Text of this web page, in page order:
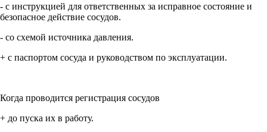
- с инструкцией для ответственных за исправное состояние и
безопасное действие сосудов.
- со схемой источника давления.
+ с паспортом сосуда и руководством по эксплуатации.
Когда проводится регистрация сосудов
+ до пуска их в работу.